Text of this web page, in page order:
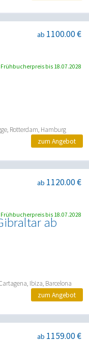
ab 1100.00 €
Rotterdam, Hamburg
Frühbucherpreis bis 18.07.2028
zum Angebot
ab
ab 1120.00 €
Ibiza, Barcelona
Frühbucherpreis bis 18.07.2028
zum Angebot
ab 1159.00 €